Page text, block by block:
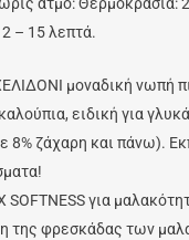
ατμό: Θερμοκρασία:
– 15 λεπτά.
μοναδική νωπή
ειδική για
8% ζάχαρη και πάνω).
SOFTNESS για
της φρεσκάδας των